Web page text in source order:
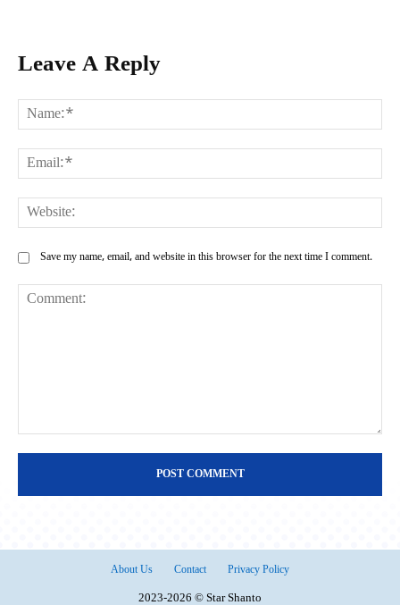
Leave A Reply
Save my name, email, and website in this browser for the next time I comment.
About Us Contact Privacy Policy
2023-2026 © Star Shanto